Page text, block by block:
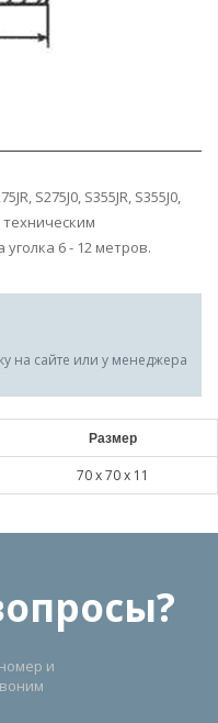
S275J0, S355JR, S355J0,
техническим
6 - 12 метров.
на сайте или у менеджера
Размер
70 х 70 х 11
и